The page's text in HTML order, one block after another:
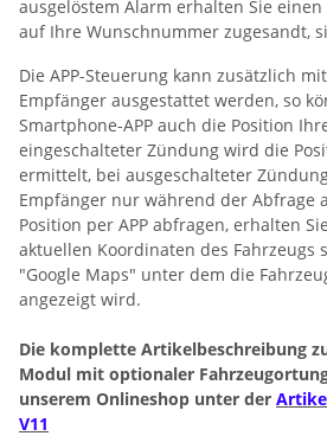
ausgelöstem Alarm erhalten Sie
auf Ihre Wunschnummer zugesandt,
Die APP-Steuerung kann zusätzlich
Empfänger ausgestattet werden, so
Smartphone-APP auch die Position
eingeschalteter Zündung wird die
ermittelt, bei ausgeschalteter
Empfänger nur während der Abfrage
Position per APP abfragen, erhalten
aktuellen Koordinaten des Fahrzeugs
"Google Maps" unter dem die
angezeigt wird.
Die komplette Artikelbeschreibung
Modul mit optionaler
unserem Onlineshop unter der
V11